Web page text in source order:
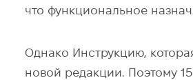
что функциональное
Однако Инструкцию,
новой редакции. Поэтому